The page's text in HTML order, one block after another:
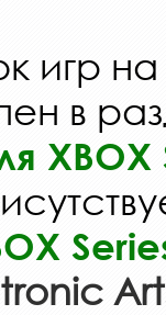
игр на
в
XBOX